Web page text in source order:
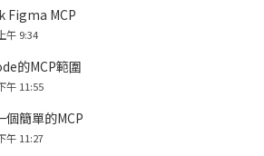
Figma MCP
午 9:34
的MCP範圍
午 11:55
個簡單的MCP
午 11:27